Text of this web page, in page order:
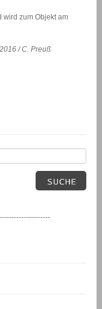
wird zum Objekt am
/ C. Preuß